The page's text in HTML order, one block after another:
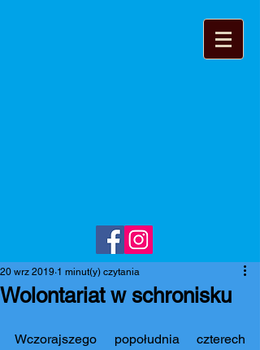
Wolontariat w schronisku
20 wrz 2019 1 minut(y) czytania
Wczorajszego popołudnia czterech